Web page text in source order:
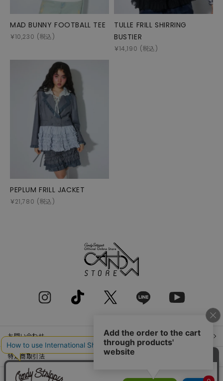
MAD BUNNY FOOTBALL TEE
￥10,230 (税込)
TULLE FRILL SHIRRING
BUSTIER
￥14,190 (税込)
PEPLUM FRILL JACKET
￥21,780 (税込)
お問い合わせ
特定商取引法
プライバシーポリシー